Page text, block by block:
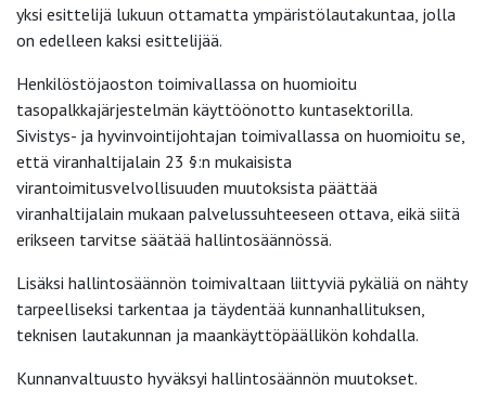
yksi esittelijä lukuun ottamatta ympäristölautakuntaa, jolla
on edelleen kaksi esittelijää.
Henkilöstöjaoston toimivallassa on huomioitu
tasopalkkajärjestelmän käyttöönotto kuntasektorilla.
Sivistys- ja hyvinvointijohtajan toimivallassa on huomioitu se,
että viranhaltijalain 23 §:n mukaisista
virantoimitusvelvollisuuden muutoksista päättää
viranhaltijalain mukaan palvelussuhteeseen ottava, eikä siitä
erikseen tarvitse säätää hallintosäännössä.
Lisäksi hallintosäännön toimivaltaan liittyviä pykäliä on nähty
tarpeelliseksi tarkentaa ja täydentää kunnanhallituksen,
teknisen lautakunnan ja maankäyttöpäällikön kohdalla.
Kunnanvaltuusto hyväksyi hallintosäännön muutokset.